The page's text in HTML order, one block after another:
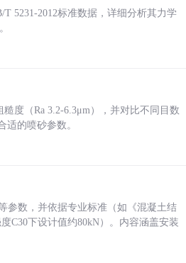
5231-2012标准数据，详细分析其力学
度（Ra 3.2-6.3μm），并对比不同目数
适的喷砂参数。
参数，并依据专业标准（如《混凝土结
C30下设计值约80kN）。内容涵盖安装